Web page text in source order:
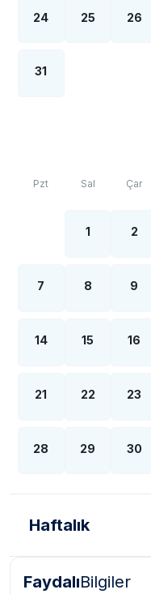
24 25 26
31
Pzt Sal Çar
1 2
7 8 9
14 15 16
21 22 23
28 29 30
Haftalık
Türk Lirası - TL
FaydalıBilgiler